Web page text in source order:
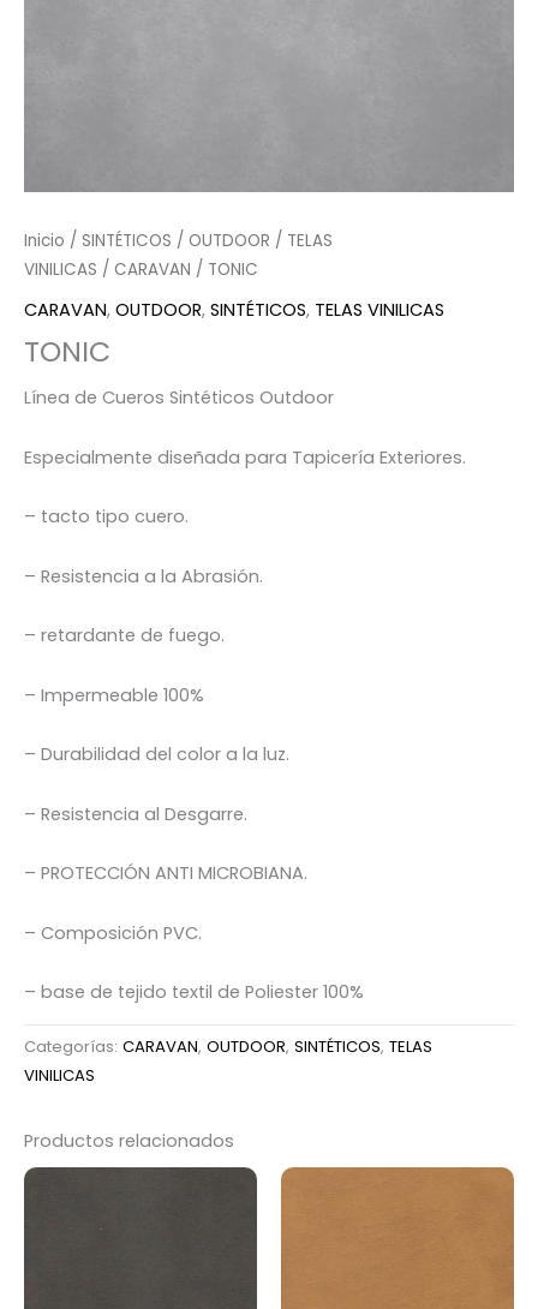
Inicio / SINTÉTICOS / OUTDOOR / TELAS
VINILICAS / CARAVAN / TONIC
CARAVAN, OUTDOOR, SINTÉTICOS, TELAS VINILICAS
TONIC
Línea de Cueros Sintéticos Outdoor
Especialmente diseñada para Tapicería Exteriores.
– tacto tipo cuero.
– Resistencia a la Abrasión.
– retardante de fuego.
– Impermeable 100%
– Durabilidad del color a la luz.
– Resistencia al Desgarre.
– PROTECCIÓN ANTI MICROBIANA.
– Composición PVC.
– base de tejido textil de Poliester 100%
Categorías: CARAVAN, OUTDOOR, SINTÉTICOS, TELAS
VINILICAS
Productos relacionados